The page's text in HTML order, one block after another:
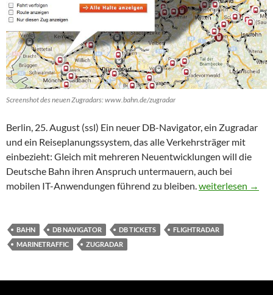
Screenshot des neuen Zugradars: www.bahn.de/zugradar
Berlin, 25. August (ssl) Ein neuer DB-Navigator, ein Zugradar
und ein Reiseplanungssystem, das alle Verkehrsträger mit
einbezieht: Gleich mit mehreren Neuentwicklungen will die
Deutsche Bahn ihren Anspruch untermauern, auch bei
mobilen IT-Anwendungen führend zu bleiben. Mit dem
weiterlesen →
BAHN DB NAVIGATOR DB TICKETS
FLIGHTRADAR
MARINETRAFFIC
ZUGRADAR